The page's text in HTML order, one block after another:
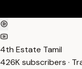
4th Estate Tamil
426K subscribers ·